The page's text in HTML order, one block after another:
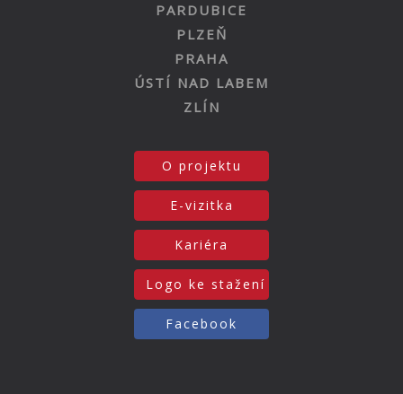
PARDUBICE
PLZEŇ
PRAHA
ÚSTÍ NAD LABEM
ZLÍN
O projektu
E-vizitka
Kariéra
Logo ke stažení
Facebook